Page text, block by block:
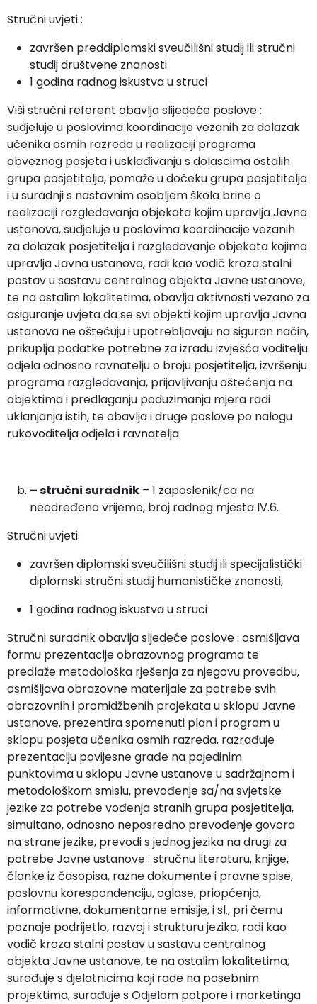
Stručni uvjeti :
završen preddiplomski sveučilišni studij ili stručni
studij društvene znanosti
1 godina radnog iskustva u struci
Viši stručni referent obavlja slijedeće poslove :
sudjeluje u poslovima koordinacije vezanih za dolazak
učenika osmih razreda u realizaciji programa
obveznog posjeta i usklađivanju s dolascima ostalih
grupa posjetitelja, pomaže u dočeku grupa posjetitelja
i u suradnji s nastavnim osobljem škola brine o
realizaciji razgledavanja objekata kojim upravlja Javna
ustanova, sudjeluje u poslovima koordinacije vezanih
za dolazak posjetitelja i razgledavanje objekata kojima
upravlja Javna ustanova, radi kao vodič kroza stalni
postav u sastavu centralnog objekta Javne ustanove,
te na ostalim lokalitetima, obavlja aktivnosti vezano za
osiguranje uvjeta da se svi objekti kojim upravlja Javna
ustanova ne oštećuju i upotrebljavaju na siguran način,
prikuplja podatke potrebne za izradu izvješća voditelju
odjela odnosno ravnatelju o broju posjetitelja, izvršenju
programa razgledavanja, prijavljivanju oštećenja na
objektima i predlaganju poduzimanja mjera radi
uklanjanja istih, te obavlja i druge poslove po nalogu
rukovoditelja odjela i ravnatelja.
– stručni suradnik – 1 zaposlenik/ca na
neodređeno vrijeme, broj radnog mjesta IV.6.
Stručni uvjeti:
završen diplomski sveučilišni studij ili specijalistički
diplomski stručni studij humanističke znanosti,
1 godina radnog iskustva u struci
Stručni suradnik obavlja sljedeće poslove : osmišljava
formu prezentacije obrazovnog programa te
predlaže metodološka rješenja za njegovu provedbu,
osmišljava obrazovne materijale za potrebe svih
obrazovnih i promidžbenih projekata u sklopu Javne
ustanove, prezentira spomenuti plan i program u
sklopu posjeta učenika osmih razreda, razrađuje
prezentaciju povijesne građe na pojedinim
punktovima u sklopu Javne ustanove u sadržajnom i
metodološkom smislu, prevođenje sa/na svjetske
jezike za potrebe vođenja stranih grupa posjetitelja,
simultano, odnosno neposredno prevođenje govora
na strane jezike, prevodi s jednog jezika na drugi za
potrebe Javne ustanove : stručnu literaturu, knjige,
članke iz časopisa, razne dokumente i pravne spise,
poslovnu korespondenciju, oglase, priopćenja,
informativne, dokumentarne emisije, i sl., pri čemu
poznaje podrijetlo, razvoj i strukturu jezika, radi kao
vodič kroza stalni postav u sastavu centralnog
objekta Javne ustanove, te na ostalim lokalitetima,
surađuje s djelatnicima koji rade na posebnim
projektima, surađuje s Odjelom potpore i marketinga